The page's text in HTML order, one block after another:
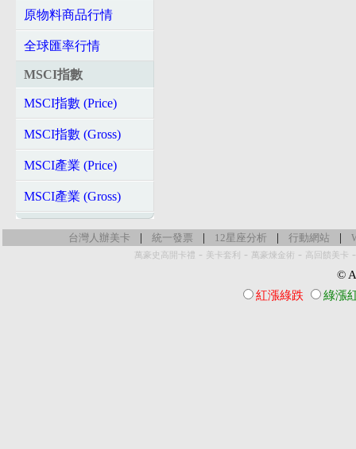
原物料商品行情
全球匯率行情
MSCI指數
MSCI指數 (Price)
MSCI指數 (Gross)
MSCI產業 (Price)
MSCI產業 (Gross)
台灣人辦美卡 | 統一發票 | 12星座分析 | 行動網站 |
萬豪史高開卡禮 - 美卡套利 - 萬豪煉金術 - 高回饋美卡
©
紅漲綠跌
綠漲